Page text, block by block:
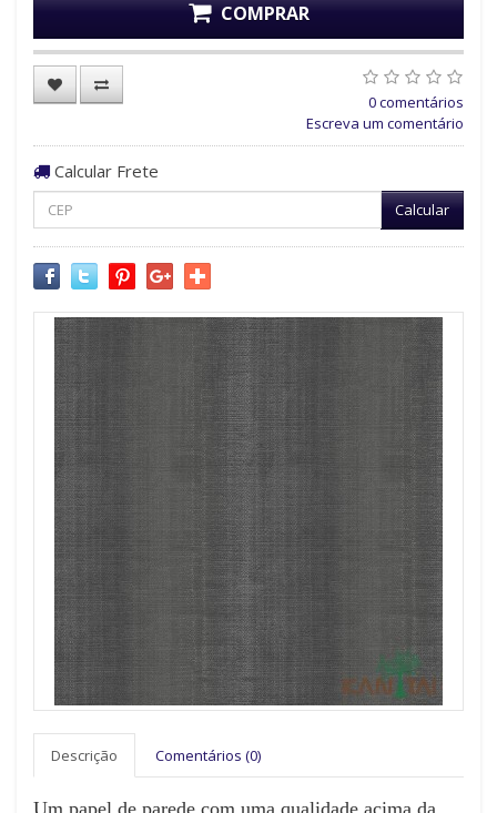
COMPRAR
0 comentários
Escreva um comentário
Calcular Frete
Calcular
Descrição Comentários (0)